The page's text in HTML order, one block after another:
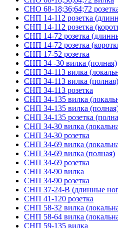
СНО 68-18;36;64;72
СНП 14-112 розетка
СНП 14-112 розетка
СНП 14-72 розетка
СНП 14-72 розетка
СНП 17-52 розетка
СНП 34 -30 вилка (полная)
СНП 34-113 вилка
СНП 34-113 вилка (полная)
СНП 34-113 розетка
СНП 34-135 вилка
СНП 34-135 вилка
СНП 34-135 розетка
СНП 34-30 вилка
СНП 34-30 розетка
СНП 34-69 вилка
СНП 34-69 вилка (полная)
СНП 34-69 розетка
СНП 34-90 вилка
СНП 34-90 розетка
СНП 37-24-В (длинные
СНП 41-120 розетка
СНП 58-32 вилка
СНП 58-64 вилка
СНП 59-135 вилка